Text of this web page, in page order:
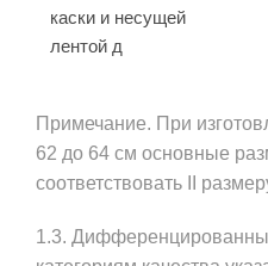
каски и несущей
лентой д
Примечание. При
62 до 64 см основные
соответствовать II
1.3.